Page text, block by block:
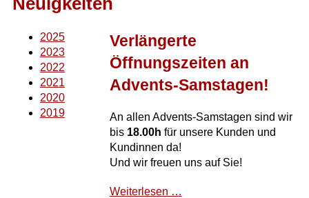
2025
2023
2022
2021
2020
2019
Verlängerte
Öffnungszeiten an
Advents-Samstagen!
An allen Advents-Samstagen sind wir
bis 18.00h für unsere Kunden und
Kundinnen da!
Und wir freuen uns auf Sie!
Weiterlesen …